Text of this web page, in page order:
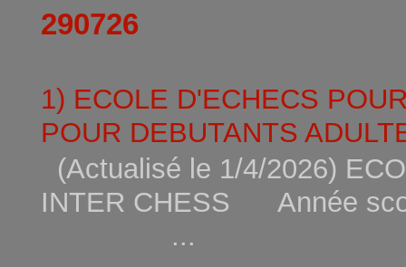
290726
1) ECOLE D'ECHECS
POUR DEBUTANTS
(Actualisé le 1/4/2026)
INTER CHESS Année
...